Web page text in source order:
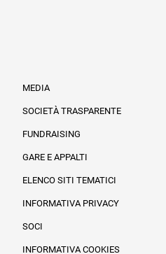
MEDIA
SOCIETÀ TRASPARENTE
FUNDRAISING
GARE E APPALTI
ELENCO SITI TEMATICI
INFORMATIVA PRIVACY
SOCI
INFORMATIVA COOKIES